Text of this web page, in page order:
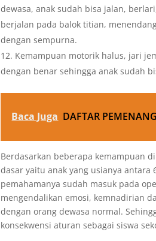
dewasa, anak sudah bisa jalan,
berjalan pada balok titian,
dengan sempurna.
Kemampuan motorik halus, jari
dengan benar sehingga anak sudah
Baca Juga DAFTAR
Berdasarkan beberapa kemampuan
dasar yaitu anak yang usianya
pemahamanya sudah masuk pada
mengendalikan emosi, kemnadirian
dengan orang dewasa normal.
konsekwensi aturan sebagai siswa